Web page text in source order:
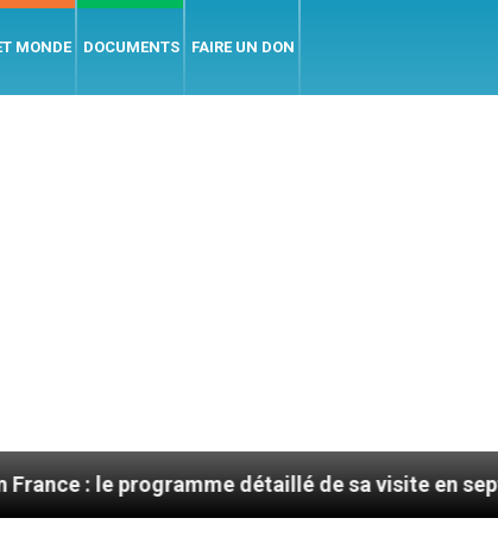
MONDE DOCUMENTS FAIRE UN DON
détaillé de sa visite en septembre